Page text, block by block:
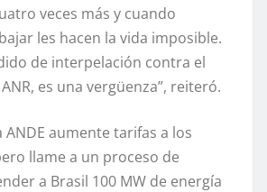
veces más y cuando
les hacen la vida imposible.
de interpelación contra el
es una vergüenza”, reiteró.
aumente tarifas a los
llame a un proceso de
a Brasil 100 MW de energía